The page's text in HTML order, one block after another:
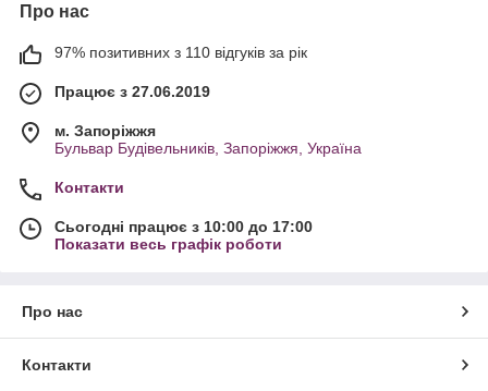
Про нас
97% позитивних з 110 відгуків за рік
Працює з 27.06.2019
м. Запоріжжя
Бульвар Будівельників, Запоріжжя, Україна
Контакти
Сьогодні працює з 10:00 до 17:00
Показати весь графік роботи
Про нас
Контакти